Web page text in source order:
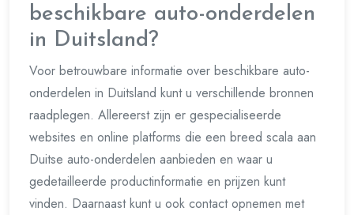
beschikbare auto-onderdelen
in Duitsland?
Voor betrouwbare informatie over beschikbare auto-
onderdelen in Duitsland kunt u verschillende bronnen
raadplegen. Allereerst zijn er gespecialiseerde
websites en online platforms die een breed scala aan
Duitse auto-onderdelen aanbieden en waar u
gedetailleerde productinformatie en prijzen kunt
vinden. Daarnaast kunt u ook contact opnemen met